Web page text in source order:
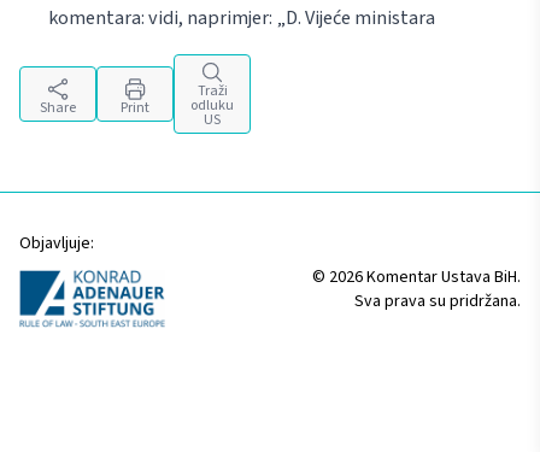
komentara: vidi, naprimjer: „D. Vijeće ministara
Share Print
Traži
odluku
US
Objavljuje:
© 2026 Komentar Ustava BiH.
Sva prava su pridržana.